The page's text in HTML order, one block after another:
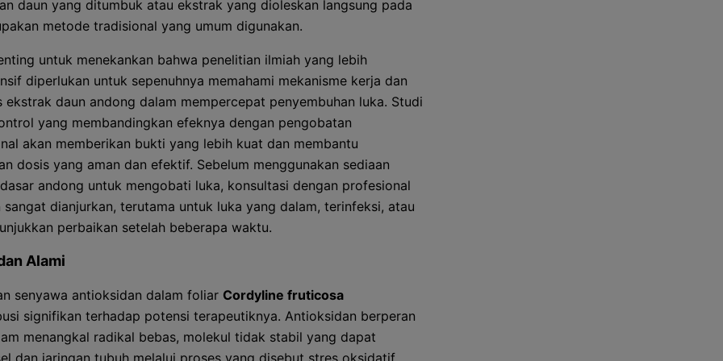
daun yang ditumbuk atau ekstrak yang dioleskan langsung pada
metode tradisional yang umum digunakan.
untuk menekankan bahwa penelitian ilmiah yang lebih
diperlukan untuk sepenuhnya memahami mekanisme kerja dan
daun andong dalam mempercepat penyembuhan luka. Studi
yang membandingkan efeknya dengan pengobatan
akan memberikan bukti yang lebih kuat dan membantu
dosis yang aman dan efektif. Sebelum menggunakan sediaan
andong untuk mengobati luka, konsultasi dengan profesional
sangat dianjurkan, terutama untuk luka yang dalam, terinfeksi, atau
perbaikan setelah beberapa waktu.
Alami
senyawa antioksidan dalam foliar Cordyline fruticosa
signifikan terhadap potensi terapeutiknya. Antioksidan berperan
menangkal radikal bebas, molekul tidak stabil yang dapat